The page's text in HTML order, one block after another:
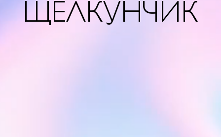
ЩЕЛКУНЧИК